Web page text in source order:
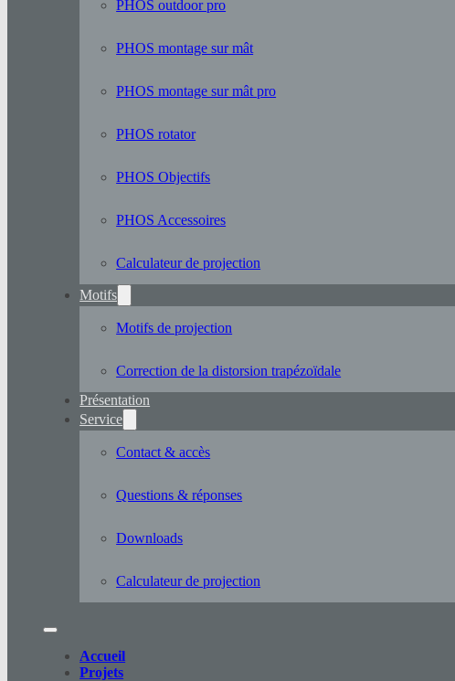
PHOS outdoor pro
PHOS montage sur mât
PHOS montage sur mât pro
PHOS rotator
PHOS Objectifs
PHOS Accessoires
Calculateur de projection
Motifs
Motifs de projection
Correction de la distorsion trapézoïdale
Présentation
Service
Contact & accès
Questions & réponses
Downloads
Calculateur de projection
Accueil
Projets